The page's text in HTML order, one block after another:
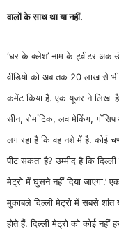
वालों के साथ था या नहीं.
‘घर के क्लेश’ नाम के ट्वीटर
वीडियो को अब तक 20 लाख से
कमेंट किया है. एक यूजर ने लिखा
सीन, रोमांटिक, लव मेकिंग,
लग रहा है कि वह नशे में है. कोई
पीट सकता है? उम्मीद है कि
मेट्रो में घुसने नहीं दिया जाएगा.’
मुकाबले दिल्ली मेट्रो में सबसे शांत
होते हैं. दिल्ली मेट्रो को कोई नहीं